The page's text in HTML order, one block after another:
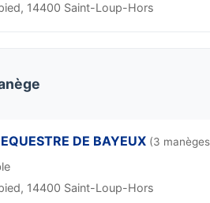
14400 Saint-Loup-Hors
DE BAYEUX (3
14400 Saint-Loup-Hors